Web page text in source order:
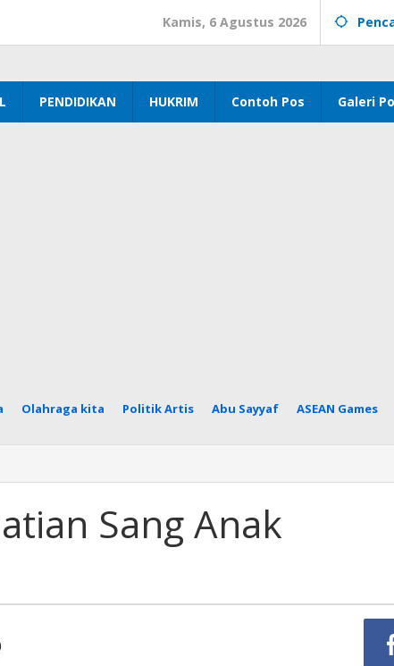
Kamis, 6 Agustus 2026
PENDIDIKAN HUKRIM Contoh Pos Galeri
Olahraga kita Politik Artis Abu Sayyaf ASEAN Games
Sang Anak